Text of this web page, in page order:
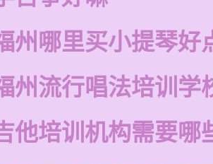
州哪里买小提琴好
州流行唱法培训学
他培训机构需要哪